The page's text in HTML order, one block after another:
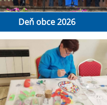
Deň obce 2026